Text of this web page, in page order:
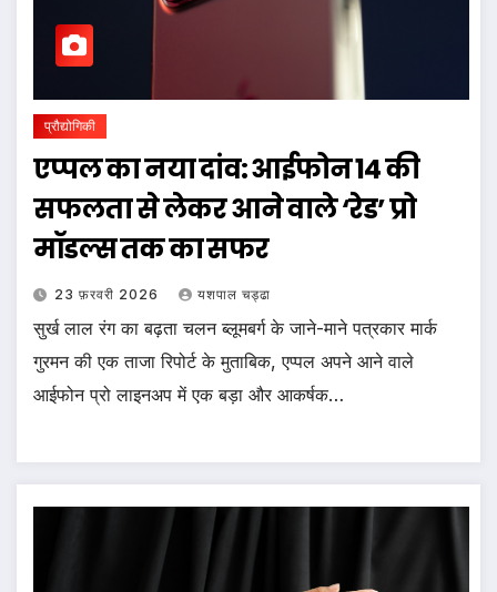
प्रौद्योगिकी
एप्पल का नया दांव: आईफोन 14 की
सफलता से लेकर आने वाले ‘रेड’ प्रो
मॉडल्स तक का सफर
23 फ़रवरी 2026 यशपाल चड्ढा
सुर्ख लाल रंग का बढ़ता चलन ब्लूमबर्ग के जाने-माने पत्रकार मार्क
गुरमन की एक ताजा रिपोर्ट के मुताबिक, एप्पल अपने आने वाले
आईफोन प्रो लाइनअप में एक बड़ा और आकर्षक…